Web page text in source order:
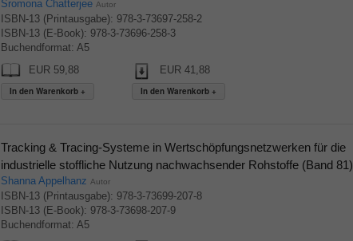
Sromona Chatterjee Autor
ISBN-13 (Printausgabe): 978-3-73697-258-2
ISBN-13 (E-Book): 978-3-73696-258-3
Buchendformat: A5
EUR 59,88
EUR 41,88
Tracking & Tracing-Systeme in Wertschöpfungsnetzwerken für die
industrielle stoffliche Nutzung nachwachsender Rohstoffe (Band 81)
Shanna Appelhanz Autor
ISBN-13 (Printausgabe): 978-3-73699-207-8
ISBN-13 (E-Book): 978-3-73698-207-9
Buchendformat: A5